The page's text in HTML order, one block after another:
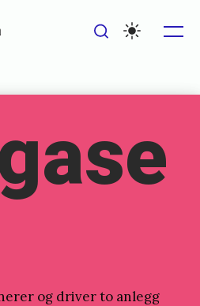
og driver to anlegg